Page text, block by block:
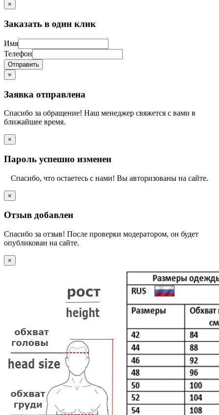
×
Заказать в один клик
Имя
Телефон
Отправить
×
Заявка отправлена
Спасибо за обращение! Наш менеджер свяжется с вами в
ближайшее время.
×
Пароль успешно изменен
Спасибо, что остаетесь с нами! Вы авторизованы на сайте.
×
Отзыв добавлен
Спасибо за отзыв! После проверки модератором, он будет
опубликован на сайте.
×